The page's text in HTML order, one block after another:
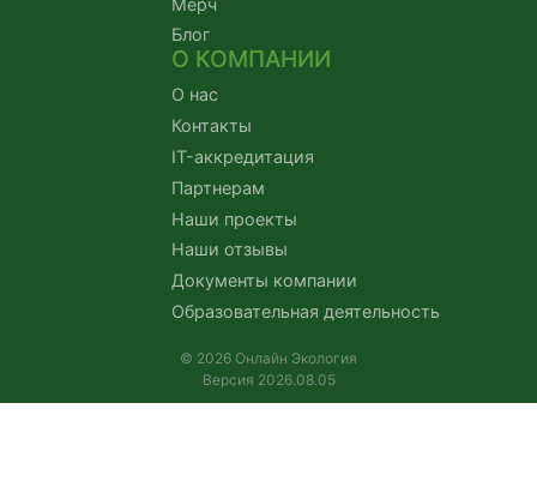
Блог
О КОМПАНИИ
О нас
Контакты
IT-аккредитация
Партнерам
Наши проекты
Наши отзывы
Документы компании
Образовательная деятельность
© 2026 Онлайн Экология
Версия 2026.08.05